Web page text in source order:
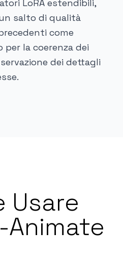
LoRA estendibili,
salto di qualità
come
per la coerenza dei
dei dettagli
Usare
Animate